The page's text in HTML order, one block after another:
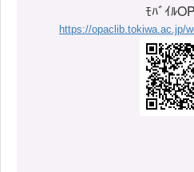
ﾓﾊﾞｲﾙ
https://opaclib.tokiwa.ac.jp/